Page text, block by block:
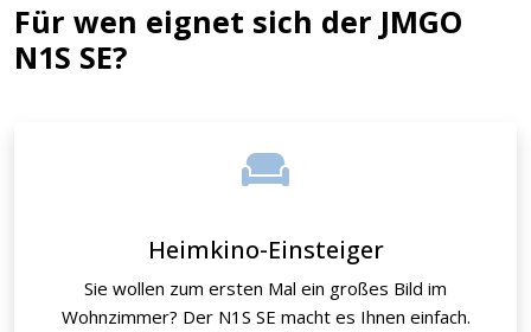
Für wen eignet sich der JMGO
N1S SE?
Heimkino-Einsteiger
Sie wollen zum ersten Mal ein großes Bild im
Wohnzimmer? Der N1S SE macht es Ihnen einfach.